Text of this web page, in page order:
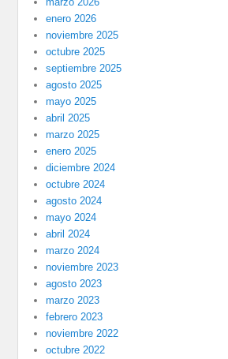
enero 2026
noviembre 2025
octubre 2025
septiembre 2025
agosto 2025
mayo 2025
abril 2025
marzo 2025
enero 2025
diciembre 2024
octubre 2024
agosto 2024
mayo 2024
abril 2024
marzo 2024
noviembre 2023
agosto 2023
marzo 2023
febrero 2023
noviembre 2022
octubre 2022